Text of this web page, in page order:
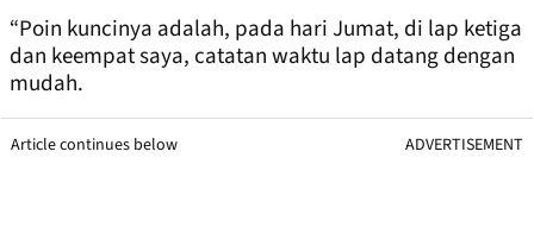
“Poin kuncinya adalah, pada hari Jumat, di lap ketiga
dan keempat saya, catatan waktu lap datang dengan
mudah.
Article continues below ADVERTISEMENT